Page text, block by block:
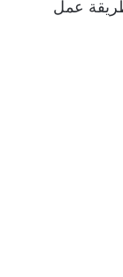
عمل